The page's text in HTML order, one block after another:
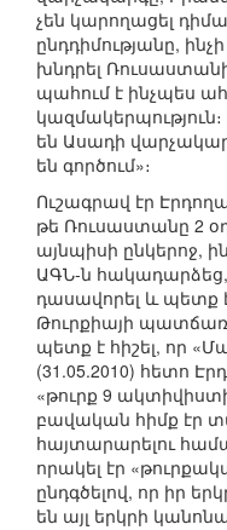
չեն կարողացել
ընդդիմությանը,
խնդրել
պահում է ինչպես
են Ասադի
են գործում»։
Ուշագրավ էր
թե Ռուսաստանը 2
այնպիսի ընկերոջ,
ԱԳՆ-ն հակադարձեց,
դասավորել և պետք
Թուրքիայի
պետք է հիշել, որ
(31.05.2010) հետո
«թուրք 9
բավական հիմք էր
հայտարարելու
որակել էր
ընդգծելով, որ իր
են այլ երկրի